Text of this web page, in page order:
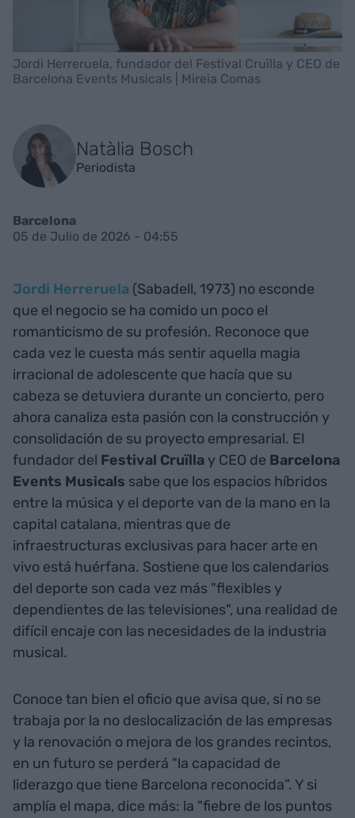
Jordi Herreruela, fundador del Festival Cruïlla y CEO de
Barcelona Events Musicals | Mireia Comas
Natàlia Bosch
Periodista
Barcelona
05 de Julio de 2026 - 04:55
Jordi Herreruela (Sabadell, 1973) no esconde
que el negocio se ha comido un poco el
romanticismo de su profesión. Reconoce que
cada vez le cuesta más sentir aquella magia
irracional de adolescente que hacía que su
cabeza se detuviera durante un concierto, pero
ahora canaliza esta pasión con la construcción y
consolidación de su proyecto empresarial. El
fundador del Festival Cruïlla y CEO de Barcelona
Events Musicals sabe que los espacios híbridos
entre la música y el deporte van de la mano en la
capital catalana, mientras que de
infraestructuras exclusivas para hacer arte en
vivo está huérfana. Sostiene que los calendarios
del deporte son cada vez más "flexibles y
dependientes de las televisiones", una realidad de
difícil encaje con las necesidades de la industria
musical.
Conoce tan bien el oficio que avisa que, si no se
trabaja por la no deslocalización de las empresas
y la renovación o mejora de los grandes recintos,
en un futuro se perderá "la capacidad de
liderazgo que tiene Barcelona reconocida”. Y si
amplía el mapa, dice más: la "fiebre de los puntos